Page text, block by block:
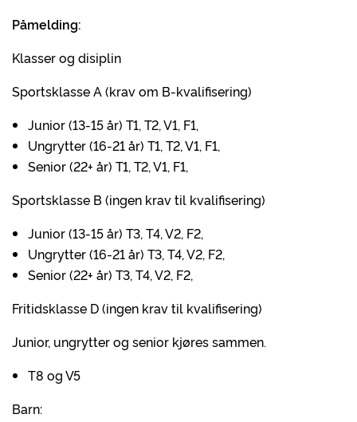
Påmelding:
Klasser og disiplin
Sportsklasse A (krav om B-kvalifisering)
Junior (13-15 år) T1, T2, V1, F1,
Ungrytter (16-21 år) T1, T2, V1, F1,
Senior (22+ år) T1, T2, V1, F1,
Sportsklasse B (ingen krav til kvalifisering)
Junior (13-15 år) T3, T4, V2, F2,
Ungrytter (16-21 år) T3, T4, V2, F2,
Senior (22+ år) T3, T4, V2, F2,
Fritidsklasse D (ingen krav til kvalifisering)
Junior, ungrytter og senior kjøres sammen.
T8 og V5
Barn: